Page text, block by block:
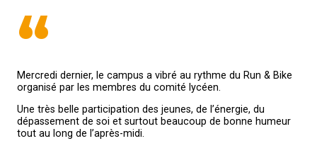
“
Mercredi dernier, le campus a vibré au rythme du Run & Bike
organisé par les membres du comité lycéen.
Une très belle participation des jeunes, de l’énergie, du
dépassement de soi et surtout beaucoup de bonne humeur
tout au long de l’après-midi.